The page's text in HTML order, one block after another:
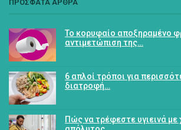
ΠΡΟΣΦΑΤΑ ΑΡΘΡΑ
Το κορυφαίο αποξηραμένο
αντιμετώπιση της…
6 απλοί τρόποι για
διατροφή…
Πώς να τρέφεστε υγιεινά